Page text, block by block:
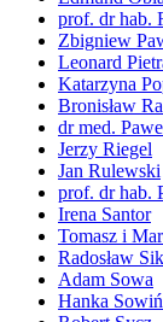
prof. dr hab.
Zbigniew
Leonard
Katarzyna
Bronisław
dr med.
Jerzy Riegel
Jan Rulewski
prof. dr hab.
Irena Santor
Tomasz i
Radosław
Adam Sowa
Hanka